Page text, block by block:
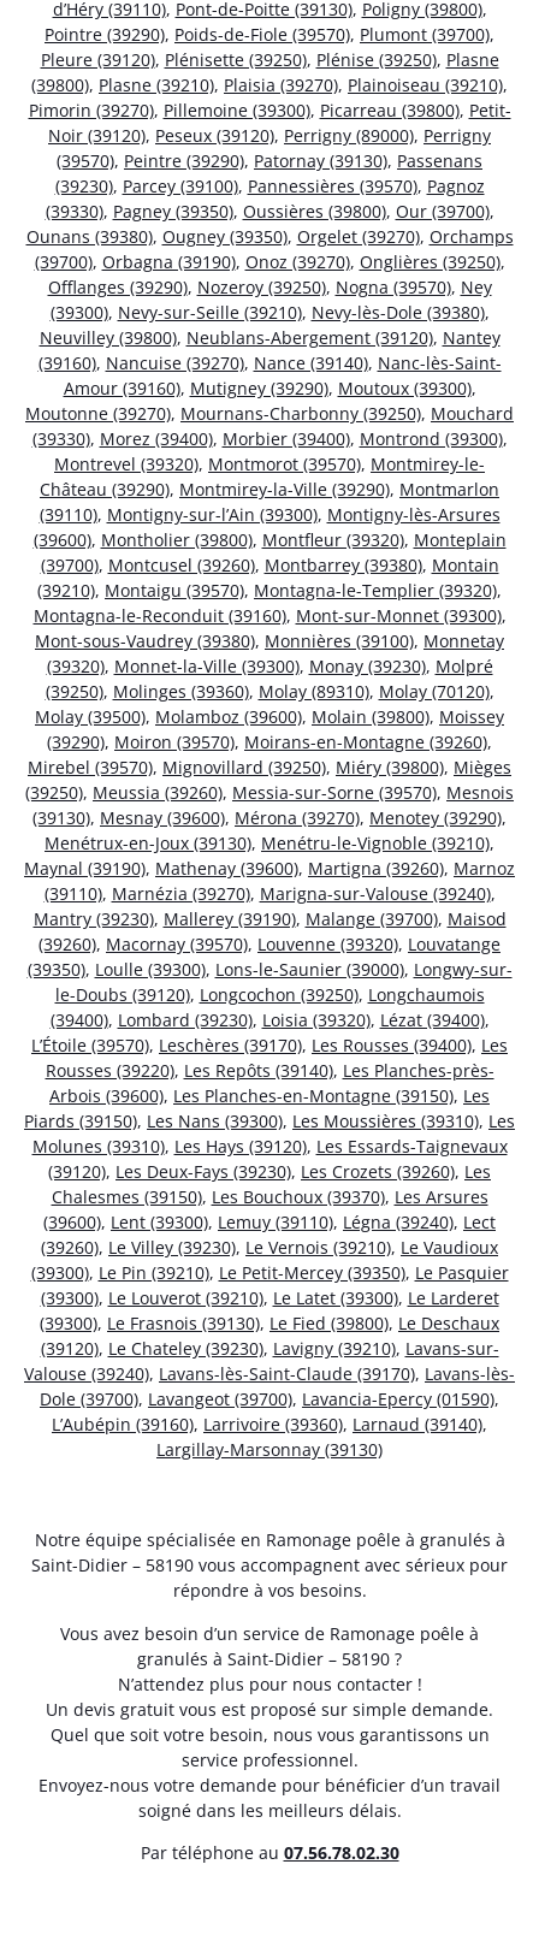
d’Héry (39110), Pont-de-Poitte (39130), Poligny (39800),
Pointre (39290), Poids-de-Fiole (39570), Plumont (39700),
Pleure (39120), Plénisette (39250), Plénise (39250), Plasne
(39800), Plasne (39210), Plaisia (39270), Plainoiseau (39210),
Pimorin (39270), Pillemoine (39300), Picarreau (39800), Petit-
Noir (39120), Peseux (39120), Perrigny (89000), Perrigny
(39570), Peintre (39290), Patornay (39130), Passenans
(39230), Parcey (39100), Pannessières (39570), Pagnoz
(39330), Pagney (39350), Oussières (39800), Our (39700),
Ounans (39380), Ougney (39350), Orgelet (39270), Orchamps
(39700), Orbagna (39190), Onoz (39270), Onglières (39250),
Offlanges (39290), Nozeroy (39250), Nogna (39570), Ney
(39300), Nevy-sur-Seille (39210), Nevy-lès-Dole (39380),
Neuvilley (39800), Neublans-Abergement (39120), Nantey
(39160), Nancuise (39270), Nance (39140), Nanc-lès-Saint-
Amour (39160), Mutigney (39290), Moutoux (39300),
Moutonne (39270), Mournans-Charbonny (39250), Mouchard
(39330), Morez (39400), Morbier (39400), Montrond (39300),
Montrevel (39320), Montmorot (39570), Montmirey-le-
Château (39290), Montmirey-la-Ville (39290), Montmarlon
(39110), Montigny-sur-l’Ain (39300), Montigny-lès-Arsures
(39600), Montholier (39800), Montfleur (39320), Monteplain
(39700), Montcusel (39260), Montbarrey (39380), Montain
(39210), Montaigu (39570), Montagna-le-Templier (39320),
Montagna-le-Reconduit (39160), Mont-sur-Monnet (39300),
Mont-sous-Vaudrey (39380), Monnières (39100), Monnetay
(39320), Monnet-la-Ville (39300), Monay (39230), Molpré
(39250), Molinges (39360), Molay (89310), Molay (70120),
Molay (39500), Molamboz (39600), Molain (39800), Moissey
(39290), Moiron (39570), Moirans-en-Montagne (39260),
Mirebel (39570), Mignovillard (39250), Miéry (39800), Mièges
(39250), Meussia (39260), Messia-sur-Sorne (39570), Mesnois
(39130), Mesnay (39600), Mérona (39270), Menotey (39290),
Menétrux-en-Joux (39130), Menétru-le-Vignoble (39210),
Maynal (39190), Mathenay (39600), Martigna (39260), Marnoz
(39110), Marnézia (39270), Marigna-sur-Valouse (39240),
Mantry (39230), Mallerey (39190), Malange (39700), Maisod
(39260), Macornay (39570), Louvenne (39320), Louvatange
(39350), Loulle (39300), Lons-le-Saunier (39000), Longwy-sur-
le-Doubs (39120), Longcochon (39250), Longchaumois
(39400), Lombard (39230), Loisia (39320), Lézat (39400),
L’Étoile (39570), Leschères (39170), Les Rousses (39400), Les
Rousses (39220), Les Repôts (39140), Les Planches-près-
Arbois (39600), Les Planches-en-Montagne (39150), Les
Piards (39150), Les Nans (39300), Les Moussières (39310), Les
Molunes (39310), Les Hays (39120), Les Essards-Taignevaux
(39120), Les Deux-Fays (39230), Les Crozets (39260), Les
Chalesmes (39150), Les Bouchoux (39370), Les Arsures
(39600), Lent (39300), Lemuy (39110), Légna (39240), Lect
(39260), Le Villey (39230), Le Vernois (39210), Le Vaudioux
(39300), Le Pin (39210), Le Petit-Mercey (39350), Le Pasquier
(39300), Le Louverot (39210), Le Latet (39300), Le Larderet
(39300), Le Frasnois (39130), Le Fied (39800), Le Deschaux
(39120), Le Chateley (39230), Lavigny (39210), Lavans-sur-
Valouse (39240), Lavans-lès-Saint-Claude (39170), Lavans-lès-
Dole (39700), Lavangeot (39700), Lavancia-Epercy (01590),
L’Aubépin (39160), Larrivoire (39360), Larnaud (39140),
Largillay-Marsonnay (39130)
Notre équipe spécialisée en Ramonage poêle à granulés à
Saint-Didier – 58190 vous accompagnent avec sérieux pour
répondre à vos besoins.
Vous avez besoin d’un service de Ramonage poêle à
granulés à Saint-Didier – 58190 ?
N’attendez plus pour nous contacter !
Un devis gratuit vous est proposé sur simple demande.
Quel que soit votre besoin, nous vous garantissons un
service professionnel.
Envoyez-nous votre demande pour bénéficier d’un travail
soigné dans les meilleurs délais.
Par téléphone au 07.56.78.02.30